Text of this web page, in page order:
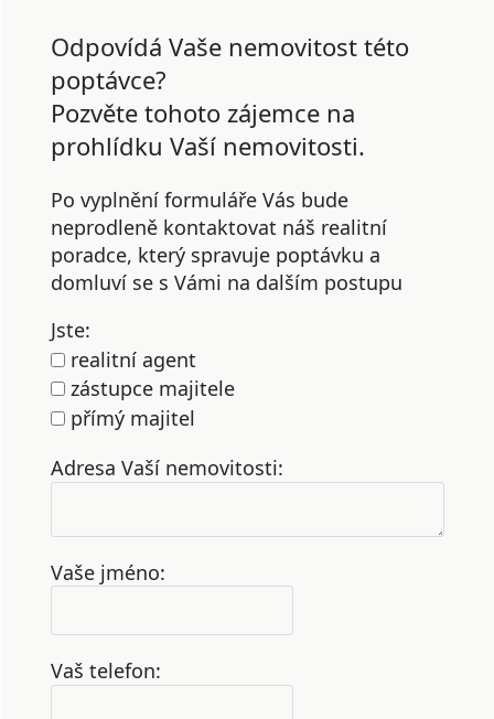
Odpovídá Vaše nemovitost této
poptávce?
Pozvěte tohoto zájemce na
prohlídku Vaší nemovitosti.
Po vyplnění formuláře Vás bude
neprodleně kontaktovat náš realitní
poradce, který spravuje poptávku a
domluví se s Vámi na dalším postupu
Jste:
realitní agent
zástupce majitele
přímý majitel
Adresa Vaší nemovitosti:
Vaše jméno:
Vaš telefon: